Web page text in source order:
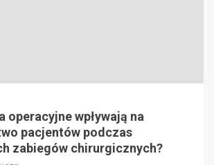
operacyjne wpływają na
pacjentów podczas
zabiegów chirurgicznych?